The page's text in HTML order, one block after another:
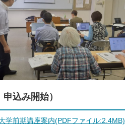
込み開始）
学前期講座案内(PDFファイル:2.4MB)